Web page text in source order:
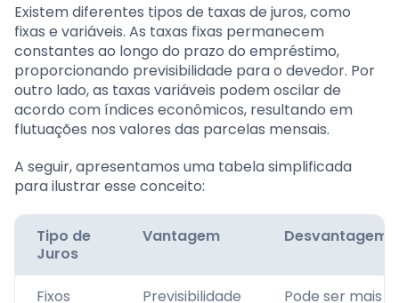
Existem diferentes tipos de taxas de juros, como
fixas e variáveis. As taxas fixas permanecem
constantes ao longo do prazo do empréstimo,
proporcionando previsibilidade para o devedor. Por
outro lado, as taxas variáveis podem oscilar de
acordo com índices econômicos, resultando em
flutuações nos valores das parcelas mensais.
A seguir, apresentamos uma tabela simplificada
para ilustrar esse conceito:
Tipo de
Juros
Vantagem Desvantagem
Fixos Previsibilidade Pode ser mais